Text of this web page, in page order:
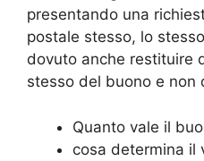
presentando una
postale stesso, lo
dovuto anche restituire
stesso del buono e non
Quanto vale il
cosa determina il